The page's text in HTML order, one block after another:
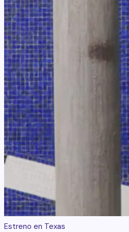
Estreno en Texas